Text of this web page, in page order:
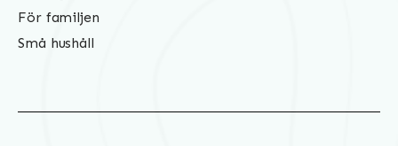
För familjen
Små hushåll